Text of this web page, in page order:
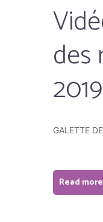
des
2019
GALETTE
Read more